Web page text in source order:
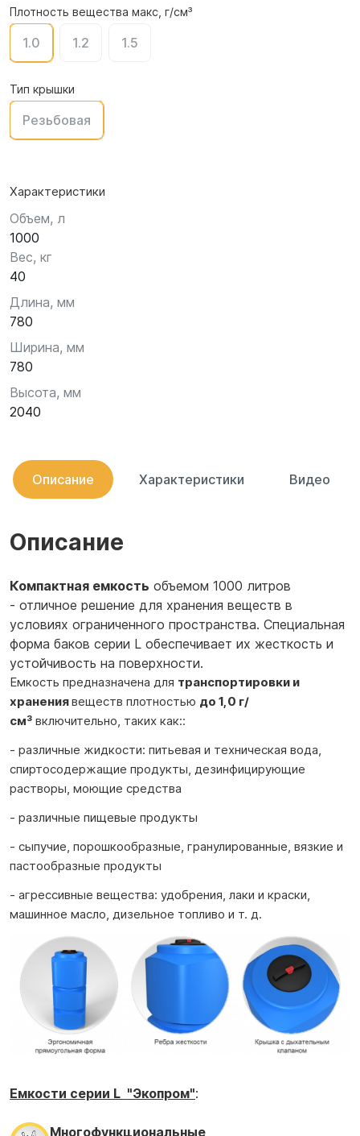
Плотность вещества макс, г/см³
1.0 1.2 1.5
Тип крышки
Резьбовая
Характеристики
Объем, л
1000
Вес, кг
40
Длина, мм
780
Ширина, мм
780
Высота, мм
2040
Описание Характеристики Видео
Описание
Компактная емкость объемом 1000 литров
- отличное решение для хранения веществ в
условиях ограниченного пространства. Специальная
форма баков серии L обеспечивает их жесткость и
устойчивость на поверхности.
Емкость предназначена для транспортировки и
хранениявеществ плотностью до 1,0 г/
см³ включительно, таких как::
- различные жидкости: питьевая и техническая вода,
спиртосодержащие продукты, дезинфицирующие
растворы, моющие средства
- различные пищевые продукты
- сыпучие, порошкообразные, гранулированные, вязкие и
пастообразные продукты
- агрессивные вещества: удобрения, лаки и краски,
машинное масло, дизельное топливо и т. д.
Емкости серии L "Экопром":
Многофункциональные